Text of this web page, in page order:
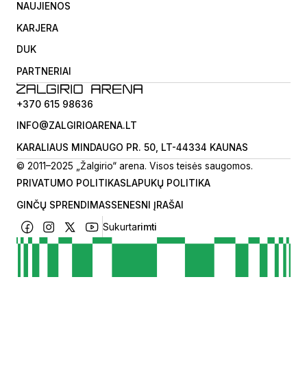
NAUJIENOS
KARJERA
DUK
PARTNERIAI
+370 615 98636
INFO@ZALGIRIOARENA.LT
KARALIAUS MINDAUGO PR. 50, LT-44334 KAUNAS
© 2011–2025 „Žalgirio“ arena. Visos teisės saugomos.
PRIVATUMO POLITIKASLAPUKŲ POLITIKA
GINČŲ SPRENDIMASSENESNI ĮRAŠAI
Sukurtarimti